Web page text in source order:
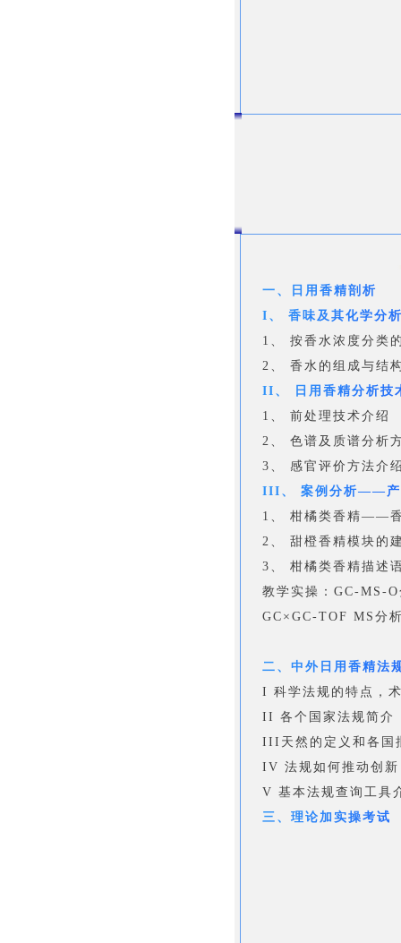
一、日用香精剖析
I、 香味及其化学分
1、 按香水浓度分类
2、 香水的组成与结
II、 日用香精分析技
1、 前处理技术介绍
2、 色谱及质谱分析
3、 感官评价方法介
III、 案例分析——产
1、 柑橘类香精——
2、 甜橙香精模块的
3、 柑橘类香精描述
教学实操：GC-MS-
GC×GC-TOF MS分
二、中外日用香精法
I 科学法规的特点，
II 各个国家法规简介
III天然的定义和各国
IV 法规如何推动创新
V 基本法规查询工具
三、理论加实操考试